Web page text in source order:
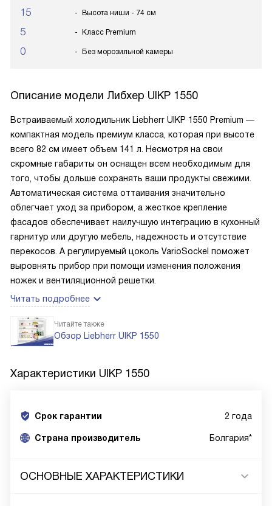
15 Высота ниши - 74 см
5 Класс Premium
0 Без морозильной камеры
Описание модели Либхер UIKP 1550
Встраиваемый холодильник Liebherr UIKP 1550 Premium —
компактная модель премиум класса, которая при высоте
всего 82 см имеет объем 141 л. Несмотря на свои
скромные габариты он оснащен всем необходимым для
того, чтобы дольше сохранять ваши продукты свежими.
Автоматическая система оттаивания значительно
облегчает уход за прибором, а жесткое крепление
фасадов обеспечивает наилучшую интеграцию в кухонный
гарнитур или другую мебель, надежность и отсутствие
перекосов. А регулируемый цоколь VarioSockel поможет
выровнять прибор при помощи изменения положения
ножек и вентиляционной решетки.
Читать подробнее
Читайте также
Обзор Liebherr UIKP 1550
Характеристики UIKP 1550
Срок гарантии 2 года
Cтрана производитель Болгария*
ОСНОВНЫЕ ХАРАКТЕРИСТИКИ